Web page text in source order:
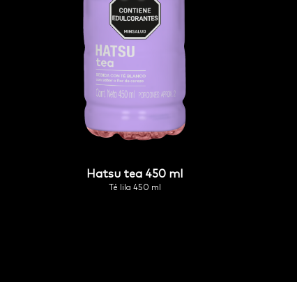
hatsu tea 450 ml
té lila 450 ml